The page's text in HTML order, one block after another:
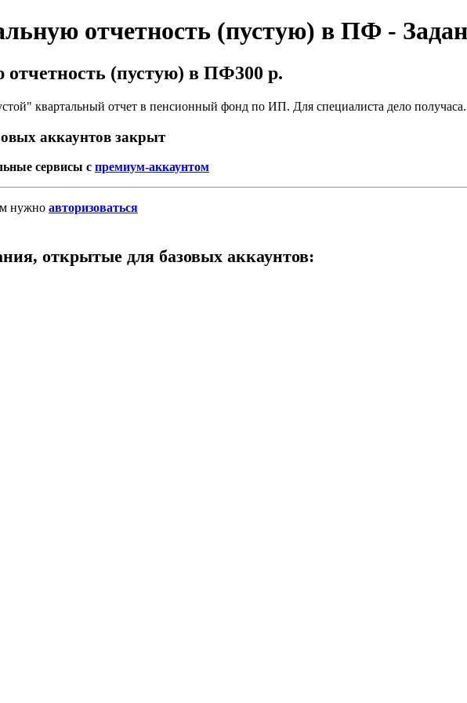
отчетность (пустую) в ПФ -
отчетность (пустую) в ПФ300 р.
квартальный отчет в пенсионный фонд по ИП. Для специалиста дело
аккаунтов закрыт
сервисы с премиум-аккаунтом
нужно авторизоваться
открытые для базовых аккаунтов: